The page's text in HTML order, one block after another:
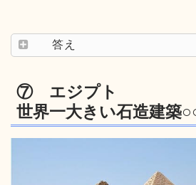
答え
⑦ エジプト
世界一大きい石造建築